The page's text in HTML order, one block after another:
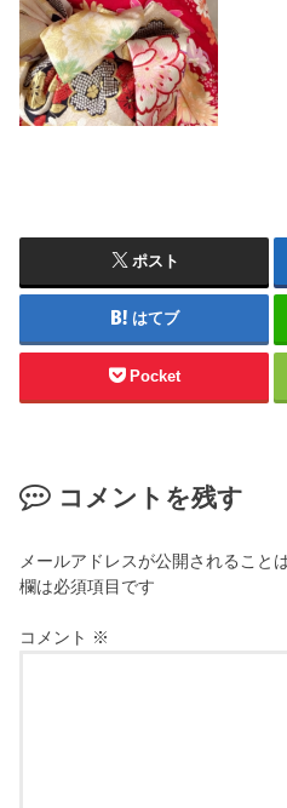
ポスト
はてブ
Pocket
コメントを残す
メールアドレスが公開されること
欄は必須項目です
コメント ※